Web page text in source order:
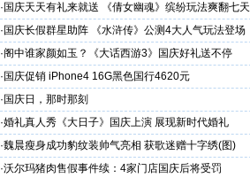
· 国庆天天有礼来就送 《倩女幽魂》缤纷玩法爽翻七天
· 国庆长假群星助阵 《水浒传》公测4大人气玩法登场
·阁中谁家颜如玉？《大话西游3》国庆好礼送不停
· 国庆促销 iPhone4 16G黑色国行4620元
· 国庆日，那时那刻
·婚礼真人秀《大日子》国庆上演 展现新时代婚礼
·魏晨瘦身成功豹纹装帅气亮相 获歌迷赠十字绣(图)
·沃尔玛猪肉售假事件续：4家门店国庆后将受罚